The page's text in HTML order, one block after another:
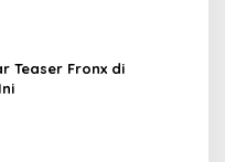
Teaser Fronx di